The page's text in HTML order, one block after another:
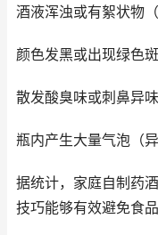
酒液浑浊或有絮状物
颜色发黑或出现绿色
散发酸臭味或刺鼻异
瓶内产生大量气泡（异
据统计，家庭自制药
技巧能够有效避免食品